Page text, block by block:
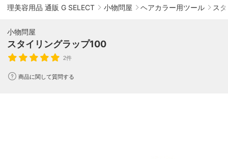
理美容用品 通販 G SELECT
小物問屋 ヘアカラー用ツール ス
小物問屋
スタイリングラップ100
2件
商品に関して質問する